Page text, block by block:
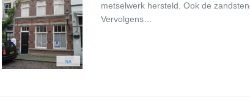
metselwerk hersteld. Ook de
Vervolgens…